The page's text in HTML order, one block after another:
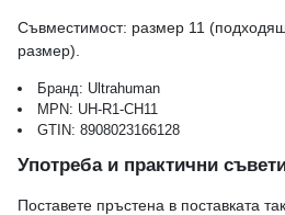
Съвместимост: размер 11
размер).
Бранд: Ultrahuman
MPN: UH-R1-CH11
GTIN: 8908023166128
Употреба и практични
Поставете пръстена в поставката